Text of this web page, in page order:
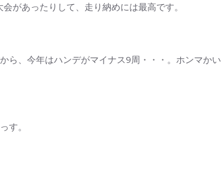
があったりして、走り納めには最高です。
ら、今年はハンデがマイナス9周・・・。ホンマかい
す。